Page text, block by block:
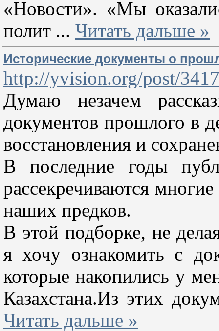
«Новости». «Мы
полит ... Читать дальше »
Исторические документы о
http://yvision.org/post/
Думаю незачем
документов прошлого в
восстановления и
В последние годы
рассекречиваются
наших предков.
В этой подборке, не
я хочу ознакомить с
которые накопились у
Казахстана.Из этих
Читать дальше »